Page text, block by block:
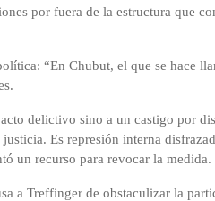
por fuera de la estructura que
“En Chubut, el que se hace
delictivo sino a un castigo por
Es represión interna
un recurso para revocar la medida.
a Treffinger de obstaculizar la